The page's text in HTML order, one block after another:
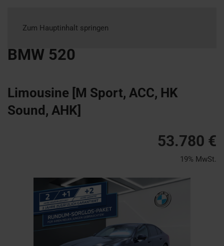
Zum Hauptinhalt springen
BMW 520
Limousine [M Sport, ACC, HK
Sound, AHK]
53.780 €
19% MwSt.